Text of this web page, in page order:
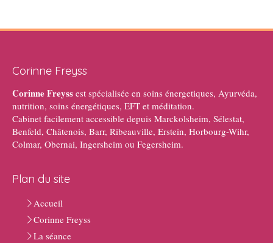
Corinne Freyss
Corinne Freyss est spécialisée en soins énergetiques, Ayurvéda,
nutrition, soins énergétiques, EFT et méditation.
Cabinet facilement accessible depuis Marckolsheim, Sélestat,
Benfeld, Châtenois, Barr, Ribeauville, Erstein, Horbourg-Wihr,
Colmar, Obernai, Ingersheim ou Fegersheim.
Plan du site
Accueil
Corinne Freyss
La séance